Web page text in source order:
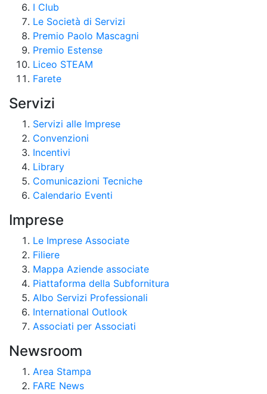
I Club
Le Società di Servizi
Premio Paolo Mascagni
Premio Estense
Liceo STEAM
Farete
Servizi
Servizi alle Imprese
Convenzioni
Incentivi
Library
Comunicazioni Tecniche
Calendario Eventi
Imprese
Le Imprese Associate
Filiere
Mappa Aziende associate
Piattaforma della Subfornitura
Albo Servizi Professionali
International Outlook
Associati per Associati
Newsroom
Area Stampa
FARE News